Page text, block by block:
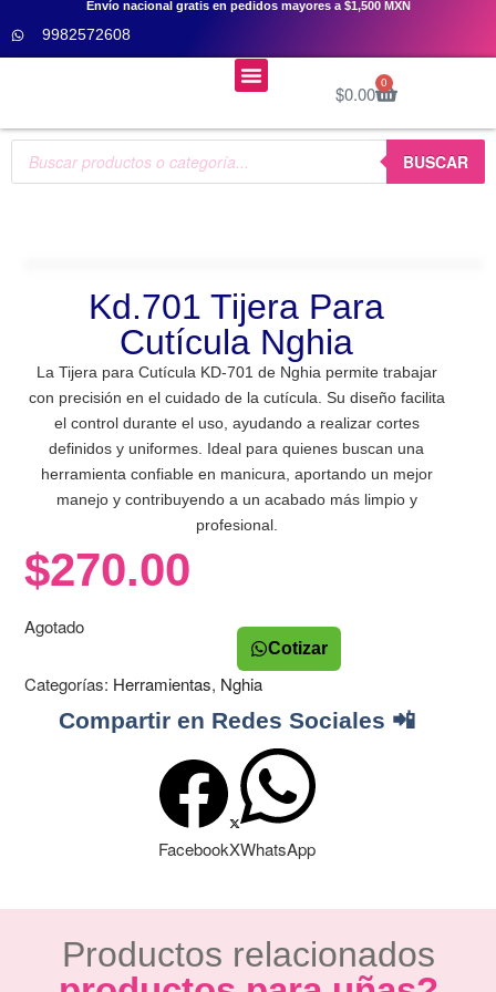
Envío nacional gratis en pedidos mayores a $1,500 MXN
9982572608
Menú
$0.00 0
BUSCAR
Kd.701 Tijera Para
Cutícula Nghia
La Tijera para Cutícula KD-701 de Nghia permite trabajar
con precisión en el cuidado de la cutícula. Su diseño facilita
el control durante el uso, ayudando a realizar cortes
definidos y uniformes. Ideal para quienes buscan una
herramienta confiable en manicura, aportando un mejor
manejo y contribuyendo a un acabado más limpio y
profesional.
$270.00
Agotado
Cotizar
Categorías: Herramientas, Nghia
Compartir en Redes Sociales 📲
FacebookXWhatsApp
Productos relacionados